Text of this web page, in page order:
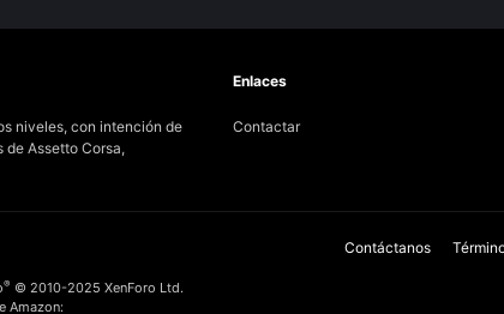
niveles, con intención de
de Assetto Corsa,
Enlaces
Contactar
Contáctanos
® © 2010-2025 XenForo Ltd.
Amazon: